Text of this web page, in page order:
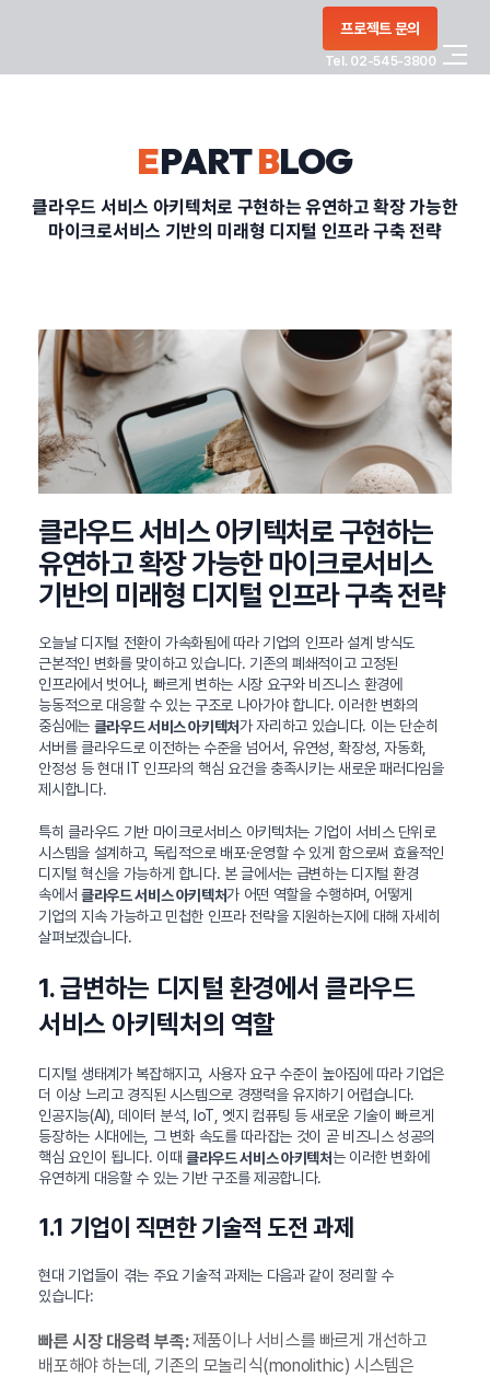
프로젝트 문의
Tel. 02-545-3800
PORTFOLIO
CONTACT
정부지원사업
EPARTBLOG
클라우드 서비스 아키텍처로 구현하는 유연하고 확장 가능한
마이크로서비스 기반의 미래형 디지털 인프라 구축 전략
클라우드 서비스 아키텍처로 구현하는
유연하고 확장 가능한 마이크로서비스
기반의 미래형 디지털 인프라 구축 전략
오늘날 디지털 전환이 가속화됨에 따라 기업의 인프라 설계 방식도
근본적인 변화를 맞이하고 있습니다. 기존의 폐쇄적이고 고정된
인프라에서 벗어나, 빠르게 변하는 시장 요구와 비즈니스 환경에
능동적으로 대응할 수 있는 구조로 나아가야 합니다. 이러한 변화의
중심에는 클라우드 서비스 아키텍처가 자리하고 있습니다. 이는 단순히
서버를 클라우드로 이전하는 수준을 넘어서, 유연성, 확장성, 자동화,
안정성 등 현대 IT 인프라의 핵심 요건을 충족시키는 새로운 패러다임을
제시합니다.
특히 클라우드 기반 마이크로서비스 아키텍처는 기업이 서비스 단위로
시스템을 설계하고, 독립적으로 배포·운영할 수 있게 함으로써 효율적인
디지털 혁신을 가능하게 합니다. 본 글에서는 급변하는 디지털 환경
속에서 클라우드 서비스 아키텍처가 어떤 역할을 수행하며, 어떻게
기업의 지속 가능하고 민첩한 인프라 전략을 지원하는지에 대해 자세히
살펴보겠습니다.
1. 급변하는 디지털 환경에서 클라우드
서비스 아키텍처의 역할
디지털 생태계가 복잡해지고, 사용자 요구 수준이 높아짐에 따라 기업은
더 이상 느리고 경직된 시스템으로 경쟁력을 유지하기 어렵습니다.
인공지능(AI), 데이터 분석, IoT, 엣지 컴퓨팅 등 새로운 기술이 빠르게
등장하는 시대에는, 그 변화 속도를 따라잡는 것이 곧 비즈니스 성공의
핵심 요인이 됩니다. 이때클라우드 서비스 아키텍처는 이러한 변화에
유연하게 대응할 수 있는 기반 구조를 제공합니다.
1.1 기업이 직면한 기술적 도전 과제
현대 기업들이 겪는 주요 기술적 과제는 다음과 같이 정리할 수
있습니다:
빠른 시장 대응력 부족:제품이나 서비스를 빠르게 개선하고
배포해야 하는데, 기존의 모놀리식(monolithic) 시스템은